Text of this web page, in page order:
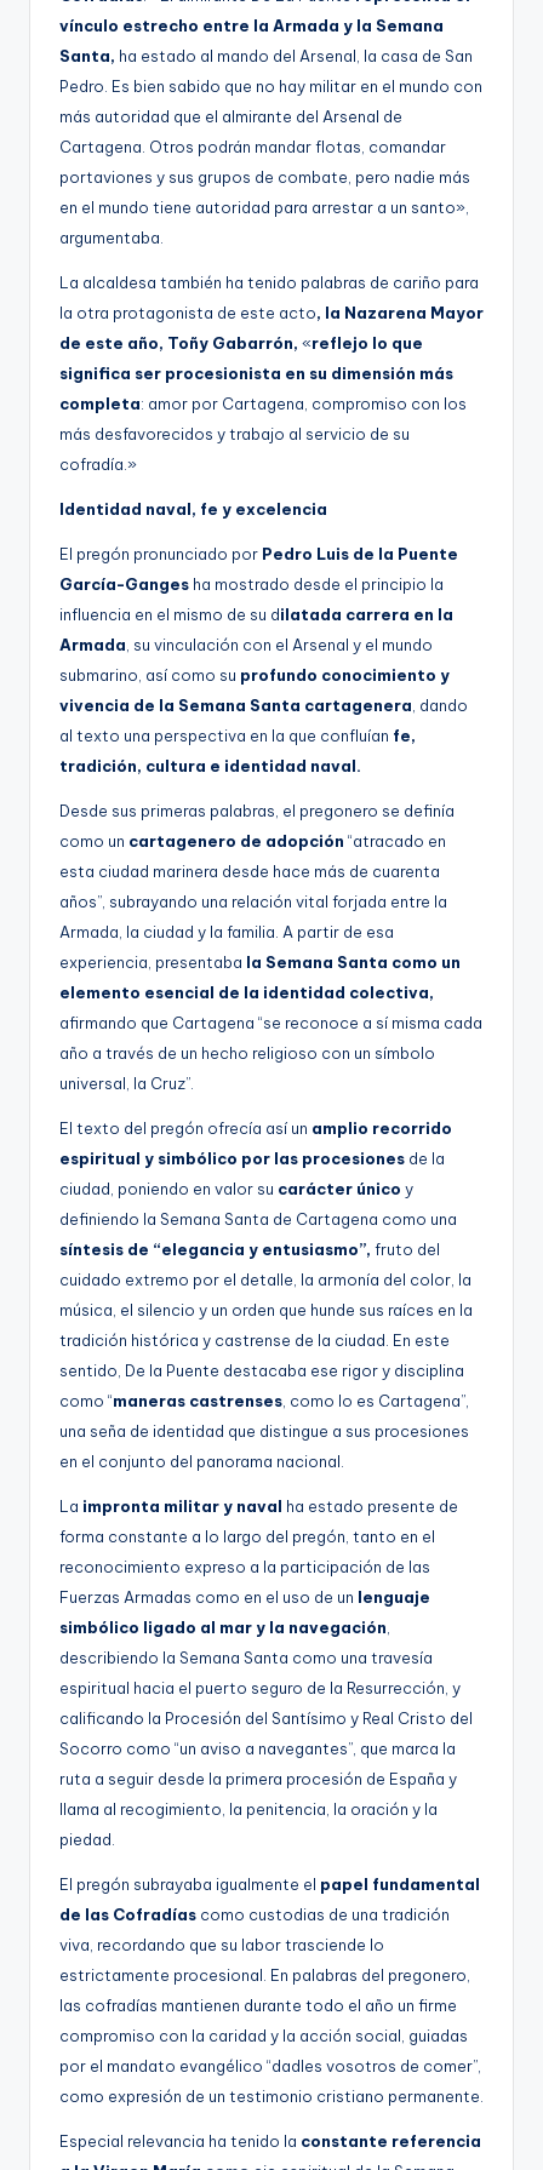
vínculo estrecho entre la Armada y la Semana
Santa, ha estado al mando del Arsenal, la casa de San
Pedro. Es bien sabido que no hay militar en el mundo con
más autoridad que el almirante del Arsenal de
Cartagena. Otros podrán mandar flotas, comandar
portaviones y sus grupos de combate, pero nadie más
en el mundo tiene autoridad para arrestar a un santo»,
argumentaba.
La alcaldesa también ha tenido palabras de cariño para
la otra protagonista de este acto, la Nazarena Mayor
de este año, Toñy Gabarrón, «reflejo lo que
significa ser procesionista en su dimensión más
completa: amor por Cartagena, compromiso con los
más desfavorecidos y trabajo al servicio de su
cofradía.»
Identidad naval, fe y excelencia
El pregón pronunciado por Pedro Luis de la Puente
García-Ganges ha mostrado desde el principio la
influencia en el mismo de su dilatada carrera en la
Armada , su vinculación con el Arsenal y el mundo
submarino, así como su profundo conocimiento y
vivencia de la Semana Santa cartagenera , dando
al texto una perspectiva en la que confluían fe,
tradición, cultura e identidad naval.
Desde sus primeras palabras, el pregonero se definía
como un cartagenero de adopción “atracado en
esta ciudad marinera desde hace más de cuarenta
años”, subrayando una relación vital forjada entre la
Armada, la ciudad y la familia. A partir de esa
experiencia, presentaba la Semana Santa como un
elemento esencial de la identidad colectiva,
afirmando que Cartagena “se reconoce a sí misma cada
año a través de un hecho religioso con un símbolo
universal, la Cruz”.
El texto del pregón ofrecía así un amplio recorrido
espiritual y simbólico por las procesiones de la
ciudad, poniendo en valor su carácter único y
definiendo la Semana Santa de Cartagena como una
síntesis de “elegancia y entusiasmo”, fruto del
cuidado extremo por el detalle, la armonía del color, la
música, el silencio y un orden que hunde sus raíces en la
tradición histórica y castrense de la ciudad. En este
sentido, De la Puente destacaba ese rigor y disciplina
como “maneras castrenses , como lo es Cartagena”,
una seña de identidad que distingue a sus procesiones
en el conjunto del panorama nacional.
La impronta militar y naval ha estado presente de
forma constante a lo largo del pregón, tanto en el
reconocimiento expreso a la participación de las
Fuerzas Armadas como en el uso de un lenguaje
simbólico ligado al mar y la navegación
describiendo la Semana Santa como una travesía
espiritual hacia el puerto seguro de la Resurrección, y
calificando la Procesión del Santísimo y Real Cristo del
Socorro como “un aviso a navegantes”, que marca la
ruta a seguir desde la primera procesión de España y
llama al recogimiento, la penitencia, la oración y la
piedad.
El pregón subrayaba igualmente el papel fundamental
de las Cofradías como custodias de una tradición
viva, recordando que su labor trasciende lo
estrictamente procesional. En palabras del pregonero,
las cofradías mantienen durante todo el año un firme
compromiso con la caridad y la acción social, guiadas
por el mandato evangélico “dadles vosotros de comer”,
como expresión de un testimonio cristiano permanente.
Especial relevancia ha tenido la constante referencia